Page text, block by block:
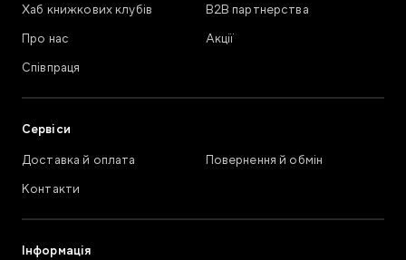
Хаб книжкових клубів
В2В партнерства
Про нас
Акції
Співпраця
Сервіси
Доставка й оплата
Повернення й обмін
Контакти
Інформація